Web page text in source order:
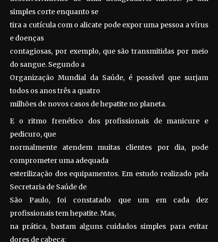
simples corte enquanto se
tira a cutícula com o alicate pode expor uma pessoa a vírus
e doenças
contagiosas, por exemplo, que são transmitidas por meio
do sangue. Segundo a
Organização Mundial da Saúde, é possível que surjam
todos os anos três a quatro
milhões de novos casos de hepatite no planeta.
E o ritmo frenético dos profissionais de manicure e
pedicuro, que
normalmente atendem muitas clientes por dia, pode
comprometer uma adequada
esterilização dos equipamentos. Em estudo realizado pela
Secretaria de Saúde de
São Paulo, foi constatado que um em cada dez
profissionais tem hepatite. Mas,
na prática, bastam alguns cuidados simples para evitar
dores de cabeça: